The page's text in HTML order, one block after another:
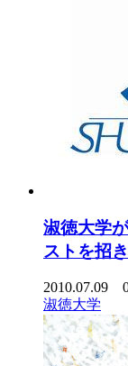
淑徳大学
ストを招
2010.07.09
淑徳大学